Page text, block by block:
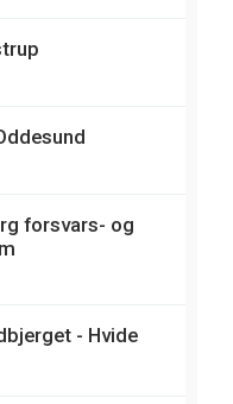
forsvars- og
- Hvide